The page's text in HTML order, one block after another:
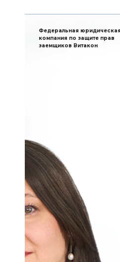
Федеральная юридическая
компания по защите прав
заемщиков Витакон